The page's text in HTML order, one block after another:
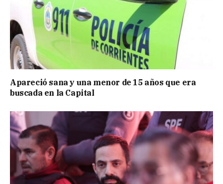
Apareció sana y una menor de 15 años que era
buscada en la Capital